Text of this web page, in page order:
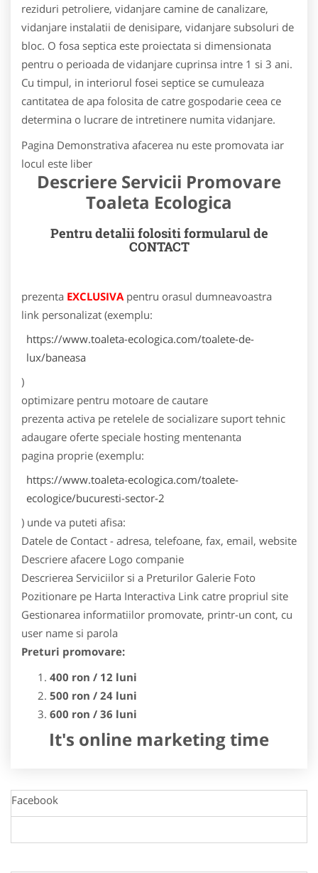
reziduri petroliere, vidanjare camine de canalizare,
vidanjare instalatii de denisipare, vidanjare subsoluri de
bloc. O fosa septica este proiectata si dimensionata
pentru o perioada de vidanjare cuprinsa intre 1 si 3 ani.
Cu timpul, in interiorul fosei septice se cumuleaza
cantitatea de apa folosita de catre gospodarie ceea ce
determina o lucrare de intretinere numita vidanjare.
Pagina Demonstrativa afacerea nu este promovata iar
locul este liber
Descriere Servicii Promovare
Toaleta Ecologica
Pentru detalii folositi formularul de
CONTACT
prezenta EXCLUSIVA pentru orasul dumneavoastra
link personalizat (exemplu:
https://www.toaleta-ecologica.com/toalete-de-
lux/baneasa
)
optimizare pentru motoare de cautare
prezenta activa pe retelele de socializare suport tehnic
adaugare oferte speciale hosting mentenanta
pagina proprie (exemplu:
https://www.toaleta-ecologica.com/toalete-
ecologice/bucuresti-sector-2
) unde va puteti afisa:
Datele de Contact - adresa, telefoane, fax, email, website
Descriere afacere Logo companie
Descrierea Serviciilor si a Preturilor Galerie Foto
Pozitionare pe Harta Interactiva Link catre propriul site
Gestionarea informatiilor promovate, printr-un cont, cu
user name si parola
Preturi promovare:
400 ron / 12 luni
500 ron / 24 luni
600 ron / 36 luni
It's online marketing time
Facebook